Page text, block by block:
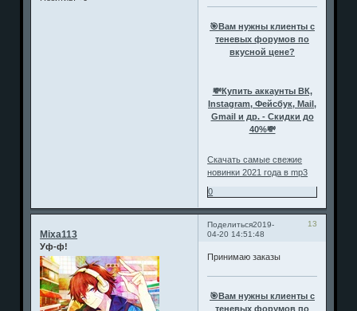
🎯Вам нужны клиенты с
теневых форумов по
вкусной цене?
💸Купить аккаунты ВК,
Instagram, Фейсбук, Mail,
Gmail и др. - Скидки до
40%💸
Скачать самые свежие
новинки 2021 года в mp3
0
Поделиться 13
2019-
04-20 14:51:48
Mixa113
Уф-ф!
Принимаю заказы
🎯Вам нужны клиенты с
теневых форумов по